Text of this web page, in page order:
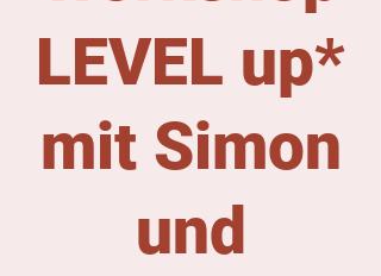
LEVEL up*
mit Simon
und